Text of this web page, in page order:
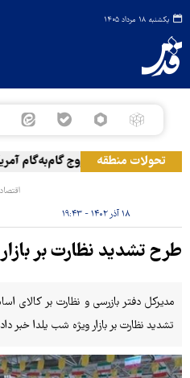
یکشنبه ۱۸ مرداد ۱۴۰۵
تحولات منطقهخروج گام‌به‌گام آمریکا
اقتصاد
۱۸ آذر ۱۴۰۲ - ۱۹:۴۳
طرح تشدید نظارت بر
مدیرکل دفتر بازرسی و نظارت بر کالای
تشدید نظارت بر بازار ویژه شب یلدا خبر